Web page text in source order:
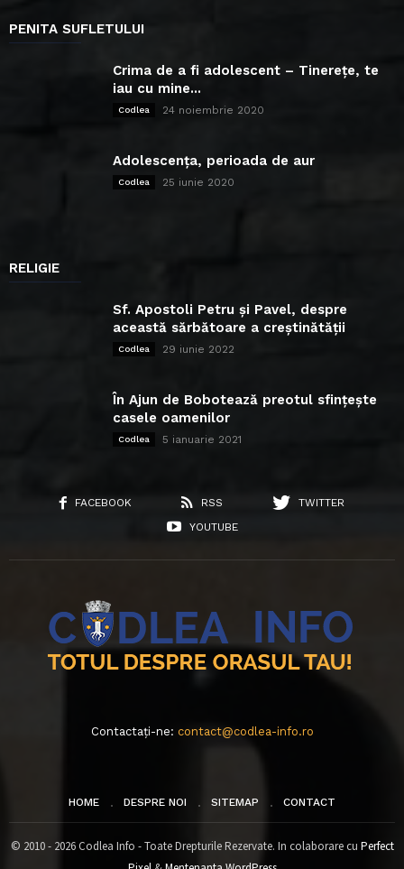
PENITA SUFLETULUI
Crima de a fi adolescent – Tinerețe, te
iau cu mine...
Codlea 24 noiembrie 2020
Adolescența, perioada de aur
Codlea 25 iunie 2020
RELIGIE
Sf. Apostoli Petru și Pavel, despre
această sărbătoare a creștinătății
Codlea 29 iunie 2022
În Ajun de Bobotează preotul sfințește
casele oamenilor
Codlea 5 ianuarie 2021
FACEBOOK RSS
TWITTER
YOUTUBE
Contactați-ne: contact@codlea-info.ro
HOME DESPRE NOI SITEMAP CONTACT
© 2010 - 2026 Codlea Info - Toate Drepturile Rezervate. In colaborare cu Perfect